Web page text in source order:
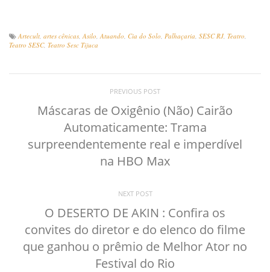
Artecult artes cênicas Asilo Atuando Cia do Solo Palhaçaria SESC RJ Teatro
Teatro SESC, Teatro Sesc Tijuca
PREVIOUS POST
Máscaras de Oxigênio (Não) Cairão
Automaticamente: Trama
surpreendentemente real e imperdível
na HBO Max
NEXT POST
O DESERTO DE AKIN : Confira os
convites do diretor e do elenco do filme
que ganhou o prêmio de Melhor Ator no
Festival do Rio